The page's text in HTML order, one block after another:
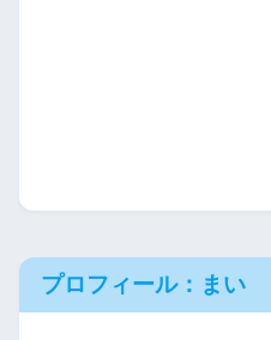
プロフィール：まい